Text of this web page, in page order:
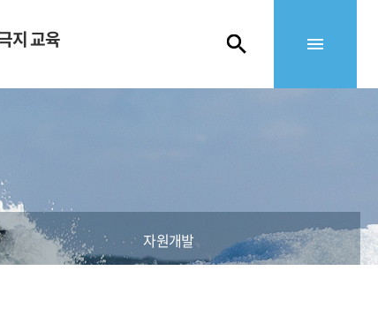
지 교육
자원개발